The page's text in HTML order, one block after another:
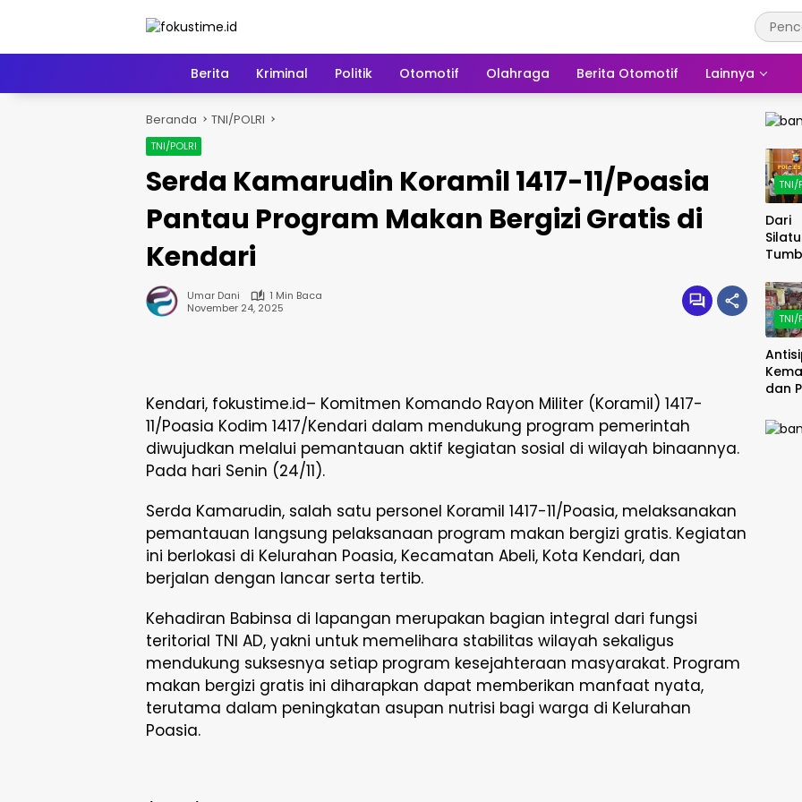
HomeBerita Kriminal Politik Otomotif Olahraga Berita Otomotif Lainnya
Beranda TNI/POLRI
TNI/POLRI
Serda Kamarudin Koramil 1417-11/Poasia
Pantau Program Makan Bergizi Gratis di
Kendari
Umar Dani
1 Min Baca
November 24, 2025
Kendari, fokustime.id– Komitmen Komando Rayon Militer (Koramil) 1417-
11/Poasia Kodim 1417/Kendari dalam mendukung program pemerintah
diwujudkan melalui pemantauan aktif kegiatan sosial di wilayah binaannya.
Pada hari Senin (24/11).
Serda Kamarudin, salah satu personel Koramil 1417-11/Poasia, melaksanakan
pemantauan langsung pelaksanaan program makan bergizi gratis. Kegiatan
ini berlokasi di Kelurahan Poasia, Kecamatan Abeli, Kota Kendari, dan
berjalan dengan lancar serta tertib.
Kehadiran Babinsa di lapangan merupakan bagian integral dari fungsi
teritorial TNI AD, yakni untuk memelihara stabilitas wilayah sekaligus
mendukung suksesnya setiap program kesejahteraan masyarakat. Program
makan bergizi gratis ini diharapkan dapat memberikan manfaat nyata,
terutama dalam peningkatan asupan nutrisi bagi warga di Kelurahan
Poasia.
TNI/
Dari
dan
TNI/
dan
Gas